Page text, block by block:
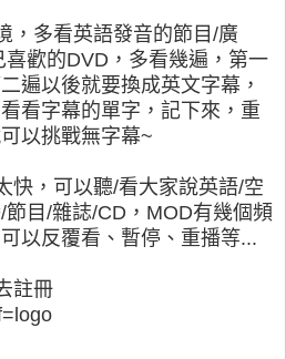
，多看英語發音的節目/廣
歡的DVD，多看幾遍，第一
遍以後就要換成英文字幕，
看字幕的單字，記下來，重
以挑戰無字幕~
快，可以聽/看大家說英語/空
目/雜誌/CD，MOD有幾個頻
以反覆看、暫停、重播等...
註冊